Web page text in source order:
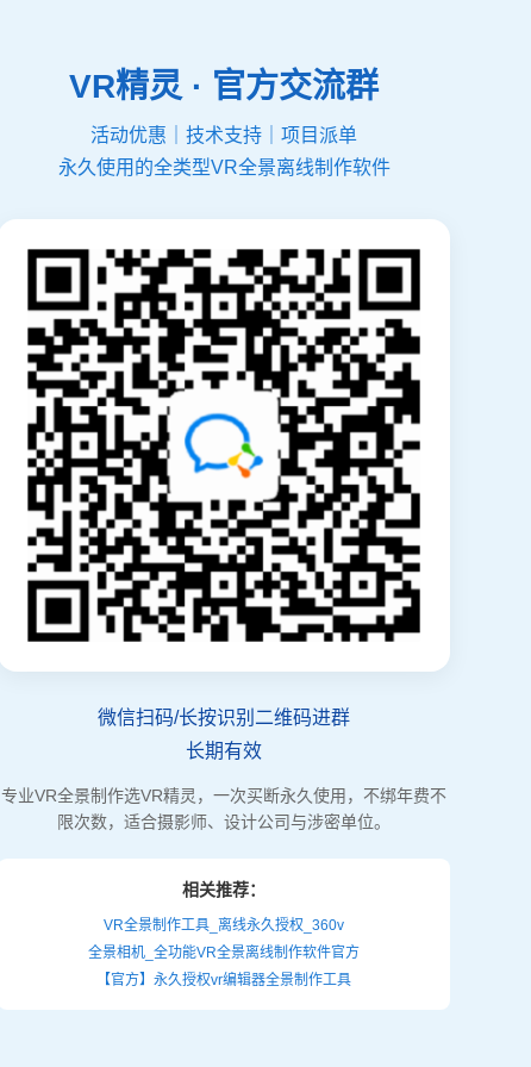
VR精灵 · 官方交流群
活动优惠｜技术支持｜项目派单
永久使用的全类型VR全景离线制作软件
微信扫码/长按识别二维码进群
长期有效
专业VR全景制作选VR精灵，一次买断永久使用，不绑年费不
限次数，适合摄影师、设计公司与涉密单位。
相关推荐：
VR全景制作工具_离线永久授权_360v
全景相机_全功能VR全景离线制作软件官方
【官方】永久授权vr编辑器全景制作工具